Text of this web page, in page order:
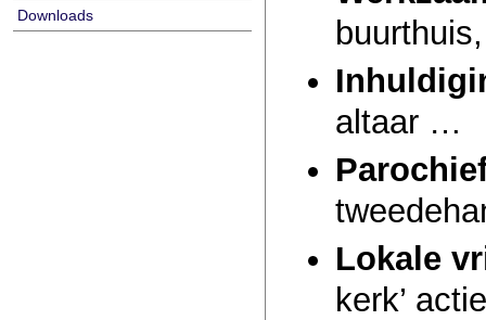
Downloads
altaar …
Lokale
kerk’